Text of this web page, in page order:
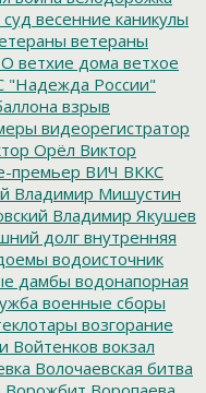
весенние каникулы
ветераны
ветхие дома ветхое
"Надежда России"
взрыв
видеорегистратор
Орёл Виктор
премьер ВИЧ ВККС
Владимир Мишустин
Владимир Якушев
долг внутренняя
водоисточник
дамбы водонапорная
военные сборы
возгорание
Войтенков вокзал
Волочаевская битва